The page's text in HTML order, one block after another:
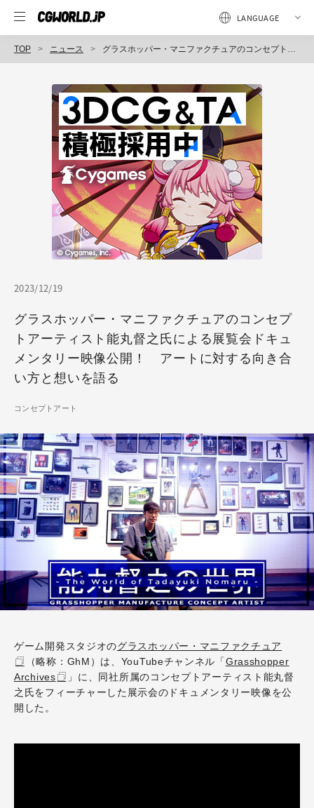
TOP ニュース グラスホッパー・マニファクチュアのコンセプトアーティスト能丸督之氏による展覧会ドキュメンタリー映像公開！ アートに対する向き合い方と想いを語る
2023/12/19
グラスホッパー・マニファクチュアのコンセプ
トアーティスト能丸督之氏による展覧会ドキュ
メンタリー映像公開！ アートに対する向き合
い方と想いを語る
コンセプトアート
ゲーム開発スタジオのグラスホッパー・マニファクチュア
（略称：GhM）は、YouTubeチャンネル「Grasshopper
Archives
」に、同社所属のコンセプトアーティスト能丸督
之氏をフィーチャーした展示会のドキュメンタリー映像を公
開した。